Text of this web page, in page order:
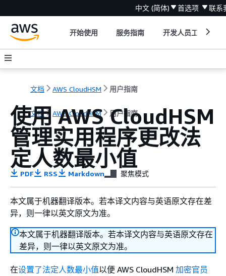
中文 (简体) 首选项 联系
开始使用 服务指南 开发人员工具
文档 AWS CloudHSM 用户指南
文档 AWS CloudHSM 用户指南
使用 AWS CloudHSM
管理实用程序更改法
定人数最小值
PDF RSS Markdown 聚焦模式
本文属于机器翻译版本。若本译文内容与英语原文存在差
异，则一律以英文原文为准。
本文属于机器翻译版本。若本译文内容与英语原文存在
差异，则一律以英文原文为准。
在设置了法定人数最小值以便 AWS CloudHSM 加密官员